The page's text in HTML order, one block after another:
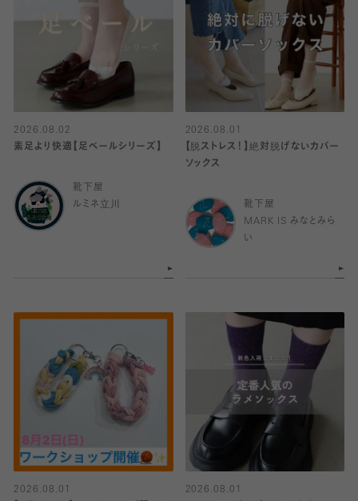
2026.08.02
素足より快適【足ベールシリーズ】
靴下屋
ルミネ立川
2026.08.01
【脱ストレス！】絶対脱げないカバー
ソックス
靴下屋
MARK IS みなとみら
い
2026.08.01
2026.08.01